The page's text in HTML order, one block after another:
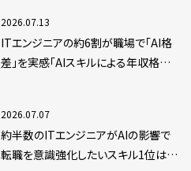
2026.07.13
ITエンジニアの約6割が職場で「AI格
差」を実感「AIスキルによる年収格差
2026.07.07
約半数のITエンジニアがAIの影響で
転職を意識強化したいスキル1位は